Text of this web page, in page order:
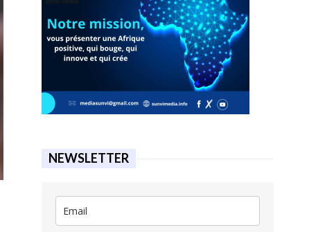
NEWSLETTER